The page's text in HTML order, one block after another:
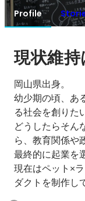
Profile
現状維
岡山県出身。
幼少期の頃、あ
る社会を創りた
どうしたらそん
ら、教育関係や
最終的に起業を
現在はペット×
ダクトを制作し